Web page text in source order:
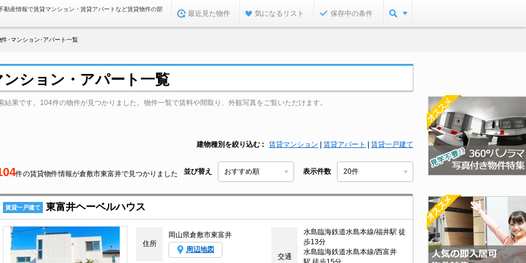
動産情報で賃貸マンション・賃貸アパートなど賃貸物件の部
最近見た物件 気になるリスト 保存中の条件
･マンション･アパート一覧
ション・アパート一覧
果です。104件の物件が見つかりました。物件一覧で賃料や間取り、外観写真をご覧いただけます。
建物種別を絞り込む 賃貸マンション 賃貸アパート 賃貸一戸建て
件の賃貸物件情報が倉敷市東富井で見つかりました 並び替え 表示件数
賃貸一戸建て 東富井ヘーベルハウス
住所
岡山県倉敷市東富井
周辺地図
交通
水島臨海鉄道水島本線/福井駅 徒
歩13分
水島臨海鉄道水島本線/西富井